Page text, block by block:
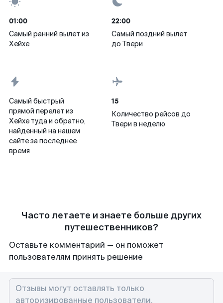
01:00
Самый ранний вылет из
Хейхе
22:00
Самый поздний вылет
до Твери
Самый быстрый
прямой перелет из
Хейхе туда и обратно,
найденный на нашем
сайте за последнее
время
15
Количество рейсов до
Твери в неделю
Часто летаете и знаете больше других
путешественников?
Оставьте комментарий — он поможет
пользователям принять решение